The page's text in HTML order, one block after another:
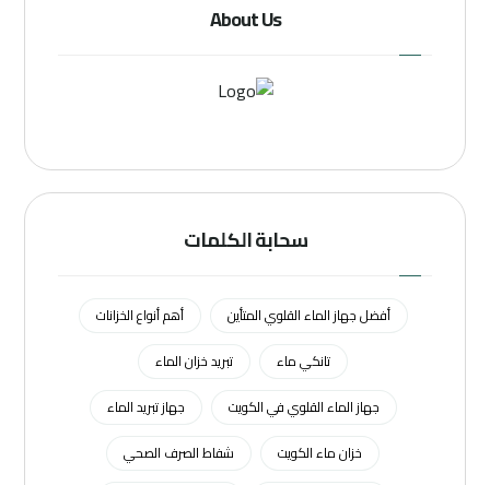
About Us
سحابة الكلمات
أفضل جهاز الماء القلوي المتأين
أهم أنواع الخزانات
تانكي ماء
تبريد خزان الماء
جهاز الماء القلوي في الكويت
جهاز تبريد الماء
خزان ماء الكويت
شفاط الصرف الصحي